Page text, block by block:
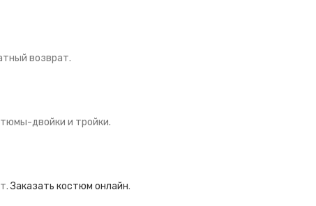
возврат.
двойки и тройки.
Заказать костюм онлайн.